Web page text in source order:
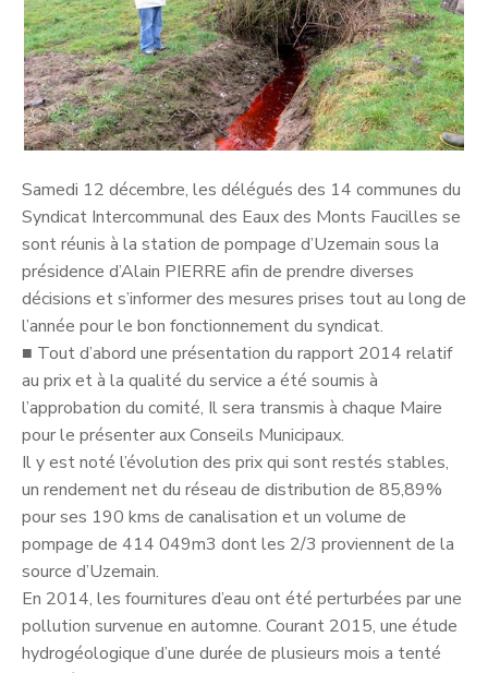
Samedi 12 décembre, les délégués des 14 communes du
Syndicat Intercommunal des Eaux des Monts Faucilles se
sont réunis à la station de pompage d’Uzemain sous la
présidence d’Alain PIERRE afin de prendre diverses
décisions et s’informer des mesures prises tout au long de
l’année pour le bon fonctionnement du syndicat.
■ Tout d’abord une présentation du rapport 2014 relatif
au prix et à la qualité du service a été soumis à
l’approbation du comité, Il sera transmis à chaque Maire
pour le présenter aux Conseils Municipaux.
Il y est noté l’évolution des prix qui sont restés stables,
un rendement net du réseau de distribution de 85,89%
pour ses 190 kms de canalisation et un volume de
pompage de 414 049m3 dont les 2/3 proviennent de la
source d’Uzemain.
En 2014, les fournitures d’eau ont été perturbées par une
pollution survenue en automne. Courant 2015, une étude
hydrogéologique d’une durée de plusieurs mois a tenté